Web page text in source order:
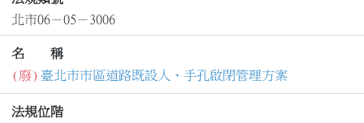
北市06－05－3006
名 稱
(廢) 臺北市市區道路既設人、手孔啟閉管理方案
法規位階